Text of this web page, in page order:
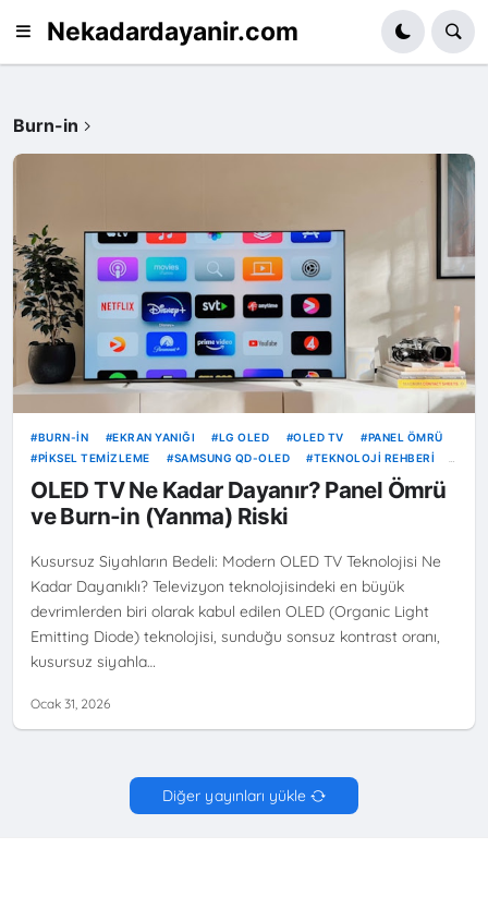
Nekadardayanir.com
Burn-in
BURN-IN EKRAN YANIĞI LG OLED OLED TV
PANEL ÖMRÜ
PIKSEL TEMIZLEME
SAMSUNG QD-OLED
TEKNOLOJI REHBERI
TV TEKNOLOJILERI
OLED TV Ne Kadar Dayanır? Panel Ömrü
ve Burn-in (Yanma) Riski
Kusursuz Siyahların Bedeli: Modern OLED TV Teknolojisi Ne
Kadar Dayanıklı? Televizyon teknolojisindeki en büyük
devrimlerden biri olarak kabul edilen OLED (Organic Light
Emitting Diode) teknolojisi, sunduğu sonsuz kontrast oranı,
kusursuz siyahla…
Ocak 31, 2026
Diğer yayınları yükle